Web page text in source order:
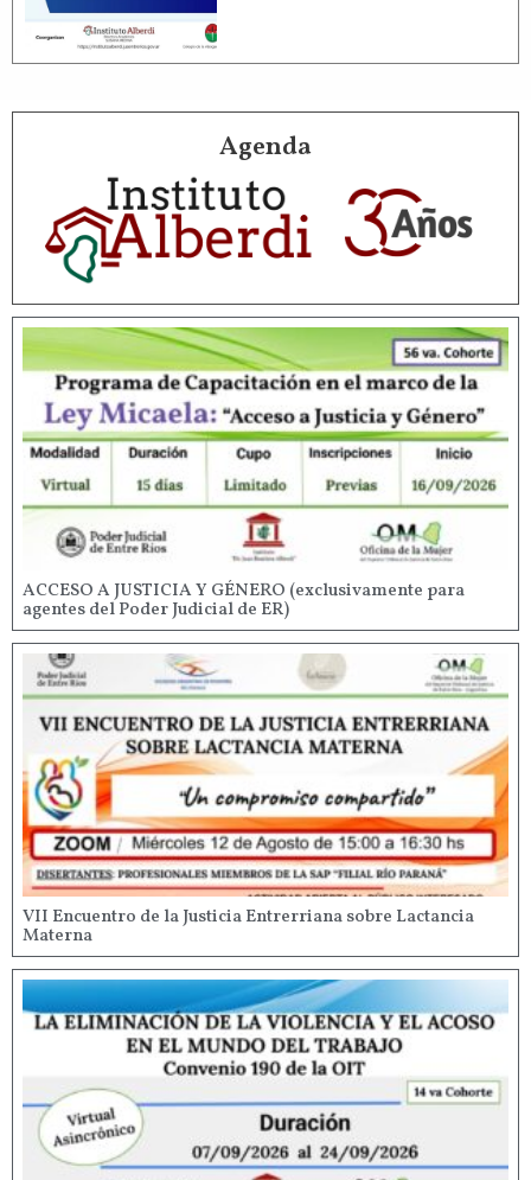
Agenda
ACCESO A JUSTICIA Y GÉNERO (exclusivamente para
agentes del Poder Judicial de ER)
VII Encuentro de la Justicia Entrerriana sobre Lactancia
Materna